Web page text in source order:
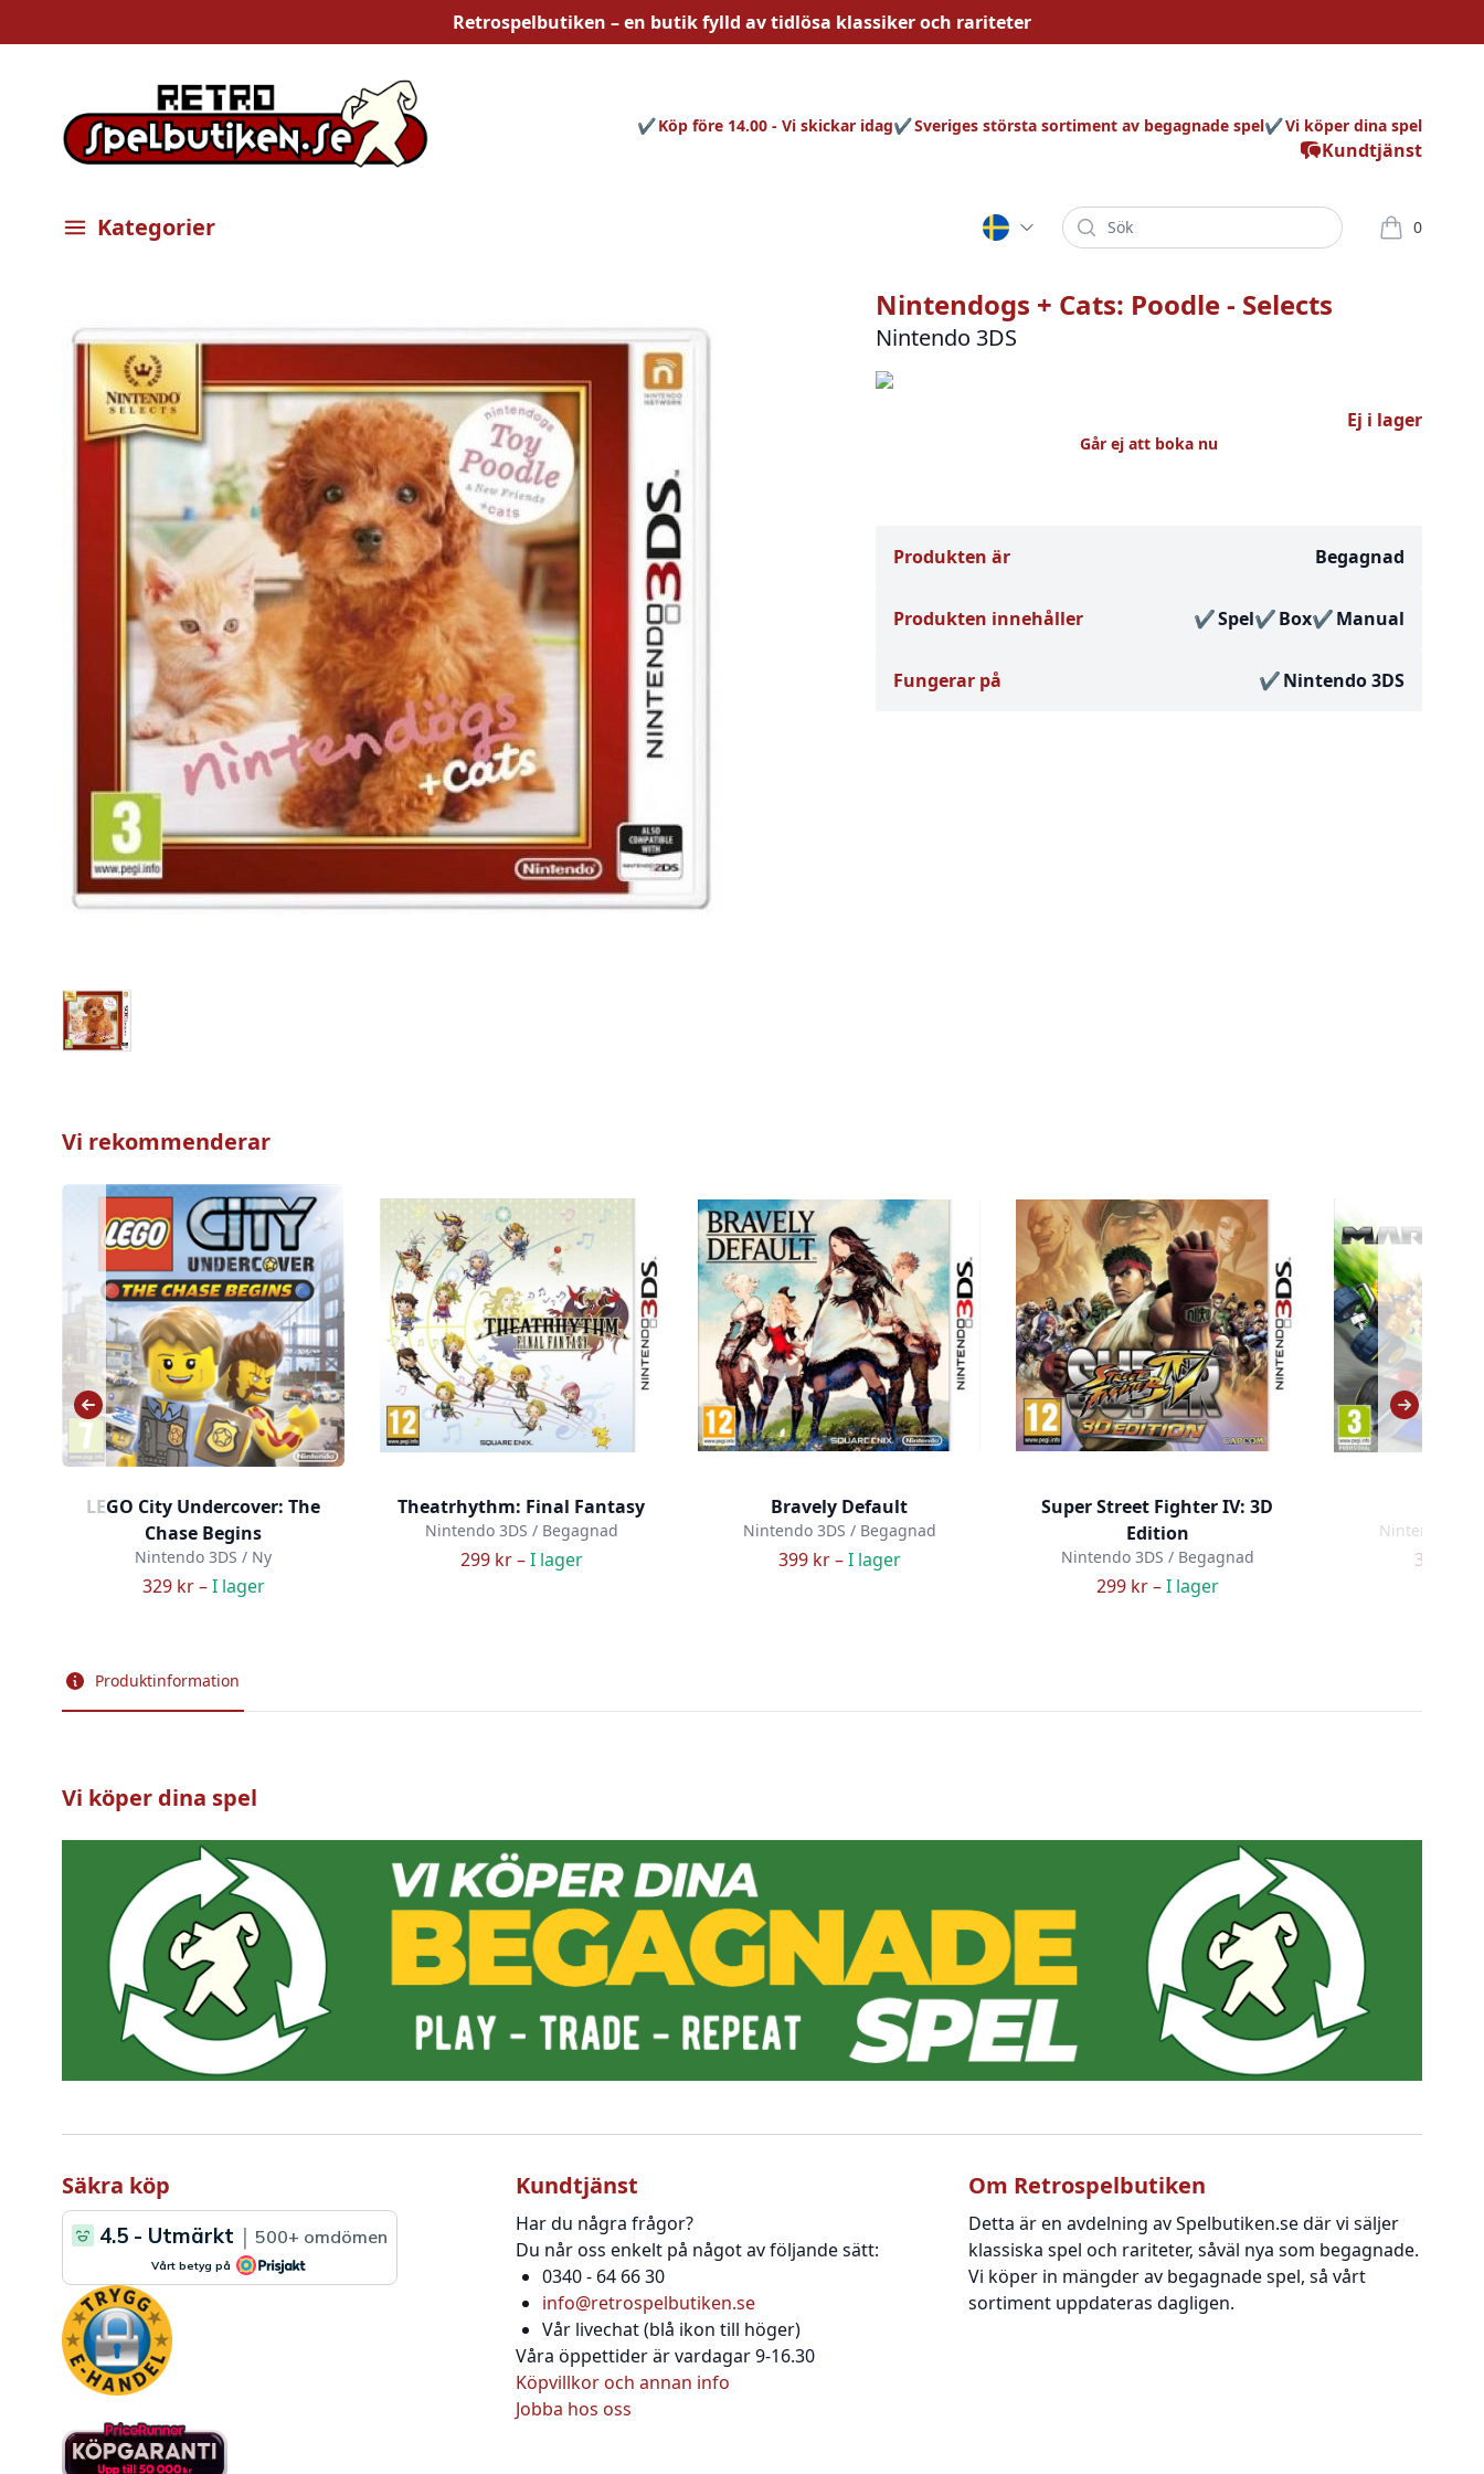
Retrospelbutiken – en butik fylld avtidlösa klassiker och rariteter
Kundtjänst
Köp före 14.00 - Vi skickar idag Sveriges största sortiment av begagnade spel Vi köper dina spel
Öppna meny
Kategorier Sök 0
varor i
Nintendogs + Cats: Poodle - Selects
Nintendo 3DS
Ej i lager
Går ej att boka nu
Produkten är Begagnad
Produkten innehåller Spel Box Manual
Fungerar på Nintendo 3DS
Vi rekommenderar
LEGO City Undercover: The
Chase Begins
Nintendo 3DS / Ny
329 kr –I lager
Theatrhythm: Final Fantasy
Nintendo 3DS / Begagnad
299 kr –I lager
Bravely Default
Nintendo 3DS / Begagnad
399 kr –I lager
Super Street Fighter IV: 3D
Edition
Nintendo 3DS / Begagnad
299 kr –I lager
Nintendo
329 kr –
Produktinformation
Vi köper dina spel
Säkra köp Kundtjänst
Har du några frågor?
Du når oss enkelt på något av följande sätt:
0340 - 64 66 30
info@retrospelbutiken.se
Vår livechat (blå ikon till höger)
Våra öppettider är vardagar 9-16.30
Köpvillkor och annan info
Jobba hos oss
Om Retrospelbutiken
Detta är en avdelning av Spelbutiken.se där vi säljer
klassiska spel och rariteter, såväl nya som begagnade.
Vi köper in mängder av begagnade spel, så vårt
sortiment uppdateras dagligen.